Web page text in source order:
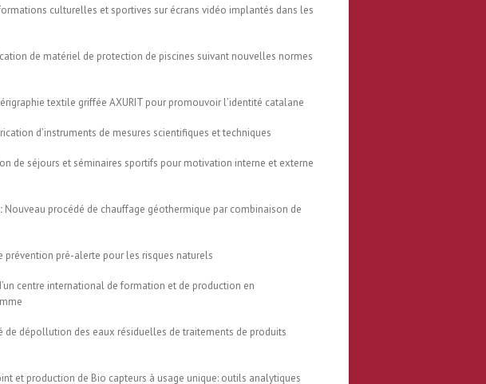
culturelles et sportives sur écrans vidéo implantés dans les
de matériel de protection de piscines suivant nouvelles normes
textile griffée AXURIT pour promouvoir l’identité catalane
d’instruments de mesures scientifiques et techniques
de séjours et séminaires sportifs pour motivation interne et externe
Nouveau procédé de chauffage géothermique par combinaison de
prévention pré-alerte pour les risques naturels
centre international de formation et de production en
de dépollution des eaux résiduelles de traitements de produits
et production de Bio capteurs à usage unique: outils analytiques